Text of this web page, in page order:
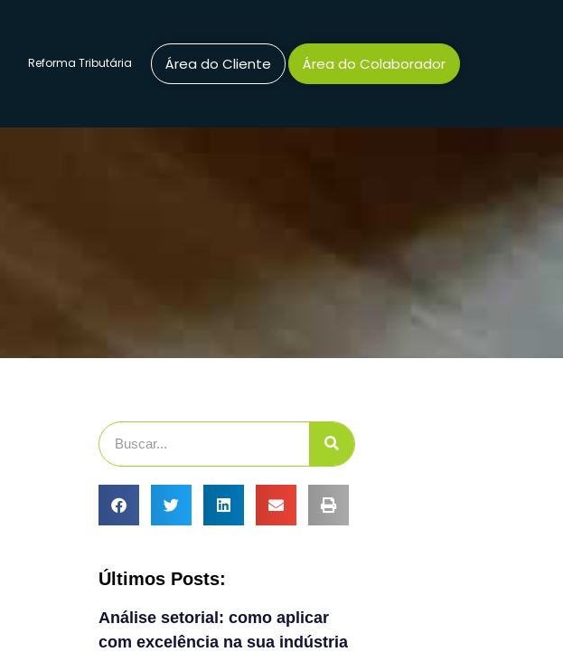
Reforma Tributária Área do Cliente Área do Colaborador
Últimos Posts:
Análise setorial: como aplicar
com excelência na sua indústria